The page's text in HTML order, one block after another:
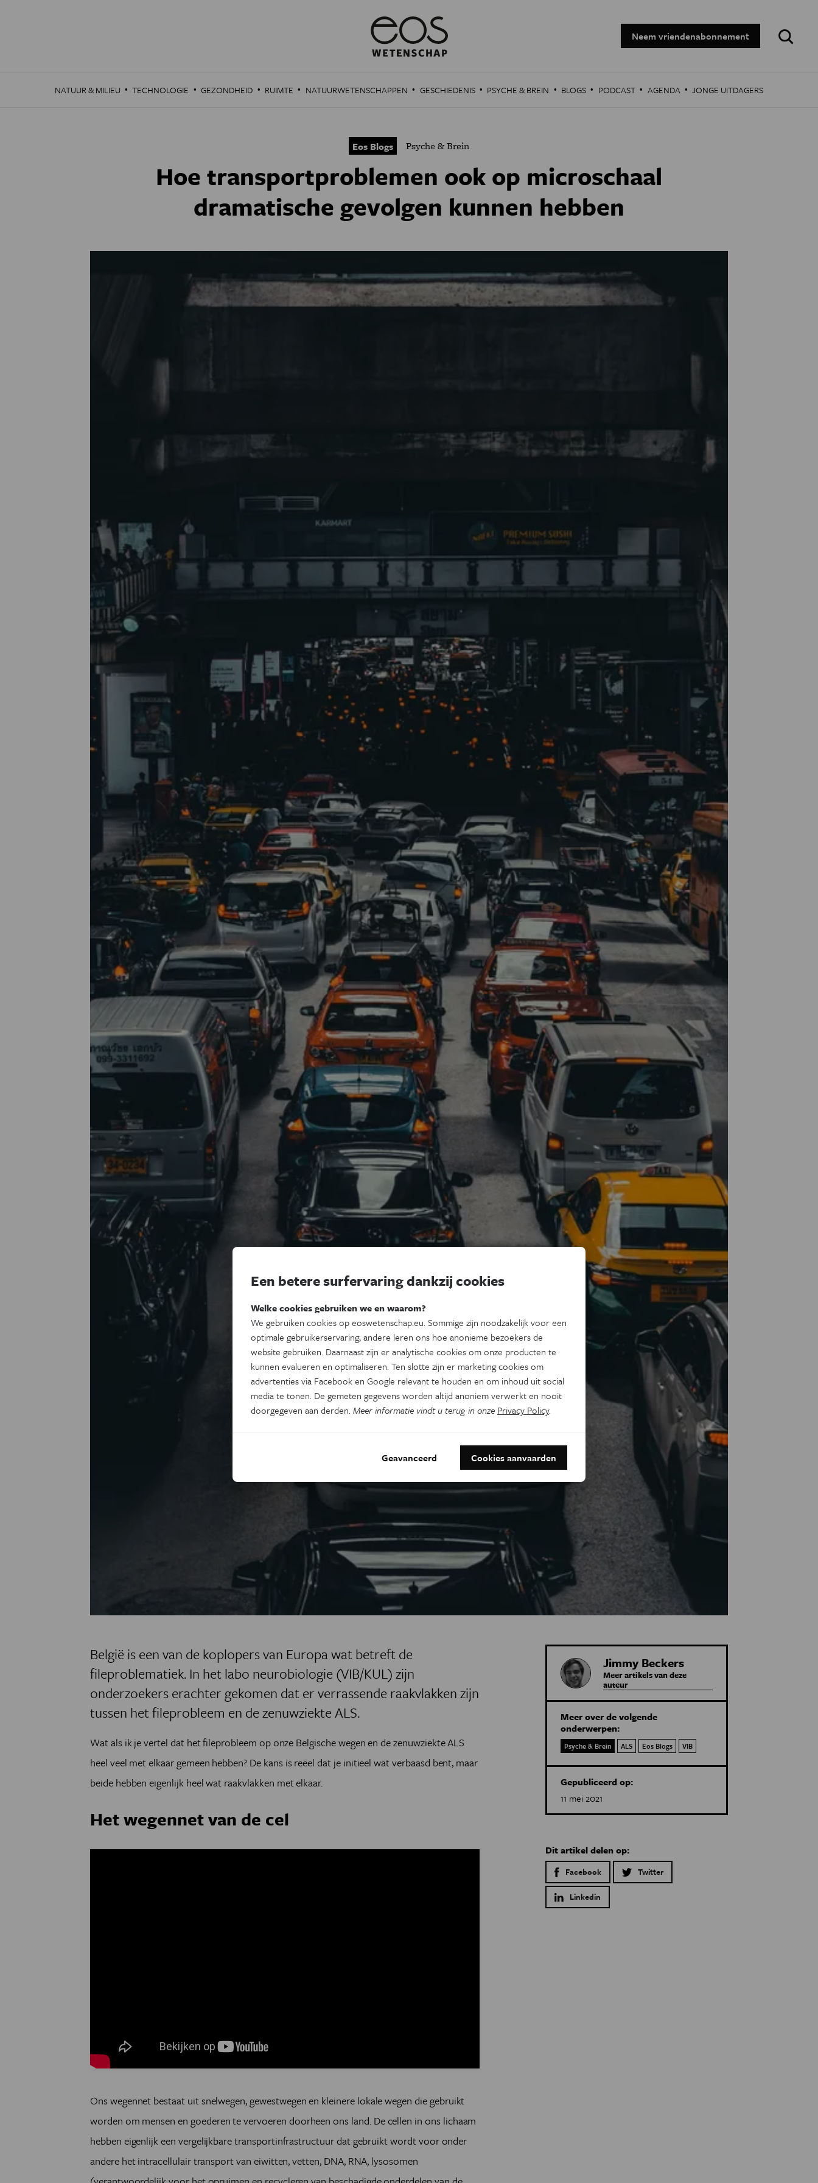
Neem vriendenabonnement
Zoeken:
NATUUR & MILIEU · TECHNOLOGIE · GEZONDHEID · RUIMTE · NATUURWETENSCHAPPEN · GESCHIEDENIS · PSYCHE & BREIN · BLOGS · PODCAST · AGENDA · JONGE UITDAGERS
Eos Blogs Psyche & Brein
Hoe transportproblemen ook op microschaal
dramatische gevolgen kunnen hebben
België is een van de koplopers van Europa wat betreft de
fileproblematiek. In het labo neurobiologie (VIB/KUL) zijn
onderzoekers erachter gekomen dat er verrassende raakvlakken zijn
tussen het fileprobleem en de zenuwziekte ALS.
Wat als ik je vertel dat het fileprobleem op onze Belgische wegen en de zenuwziekte ALS
heel veel met elkaar gemeen hebben? De kans is reëel dat je initieel wat verbaasd bent, maar
beide hebben eigenlijk heel wat raakvlakken met elkaar.
Het wegennet van de cel
Ons wegennet bestaat uit snelwegen, gewestwegen en kleinere lokale wegen die gebruikt
worden om mensen en goederen te vervoeren doorheen ons land. De cellen in ons lichaam
hebben eigenlijk een vergelijkbare transportinfrastructuur dat gebruikt wordt voor onder
andere het intracellulair transport van eiwitten, vetten, DNA, RNA, lysosomen
Jimmy Beckers
Meer artikels van deze
auteur
Meer over de volgende
onderwerpen:
Psyche & Brein ALS Eos Blogs VIB
Gepubliceerd op:
11 mei 2021
Dit artikel delen op:
Facebook Twitter
Linkedin
Een betere surfervaring dankzij cookies
Welke cookies gebruiken we en waarom?
We gebruiken cookies op eoswetenschap.eu. Sommige zijn noodzakelijk voor een
optimale gebruikerservaring, andere leren ons hoe anonieme bezoekers de
website gebruiken. Daarnaast zijn er analytische cookies om onze producten te
kunnen evalueren en optimaliseren. Ten slotte zijn er marketing cookies om
advertenties via Facebook en Google relevant te houden en om inhoud uit social
media te tonen. De gemeten gegevens worden altijd anoniem verwerkt en nooit
doorgegeven aan derden.Meer informatie vindt u terug in onze Privacy Policy.
Geavanceerd Cookies aanvaarden